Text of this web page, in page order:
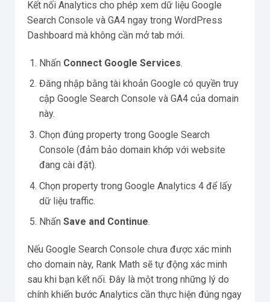
Kết nối Analytics cho phép xem dữ liệu Google
Search Console và GA4 ngay trong WordPress
Dashboard mà không cần mở tab mới.
Nhấn Connect Google Services.
Đăng nhập bằng tài khoản Google có quyền truy
cập Google Search Console và GA4 của domain
này.
Chọn đúng property trong Google Search
Console (đảm bảo domain khớp với website
đang cài đặt).
Chọn property trong Google Analytics 4 để lấy
dữ liệu traffic.
Nhấn Save and Continue.
Nếu Google Search Console chưa được xác minh
cho domain này, Rank Math sẽ tự động xác minh
sau khi bạn kết nối. Đây là một trong những lý do
chính khiến bước Analytics cần thực hiện đúng ngay